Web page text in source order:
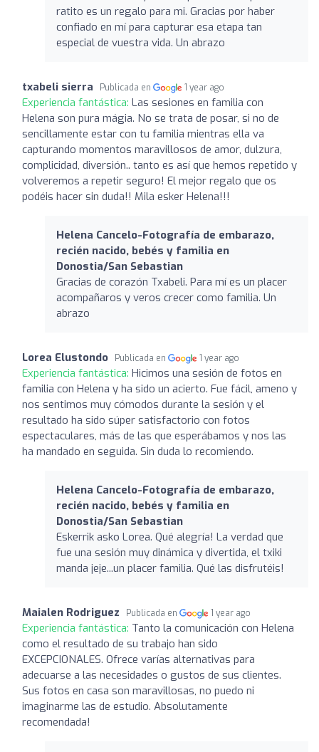
ratito es un regalo para mi. Gracias por haber
confiado en mí para capturar esa etapa tan
especial de vuestra vida. Un abrazo
txabeli sierra Publicada en 1 year ago
Experiencia fantástica: Las sesiones en familia con
Helena son pura mágia. No se trata de posar, si no de
sencillamente estar con tu familia mientras ella va
capturando momentos maravillosos de amor, dulzura,
complicidad, diversión.. tanto es así que hemos repetido y
volveremos a repetir seguro! El mejor regalo que os
podéis hacer sin duda!! Mila esker Helena!!!
Helena Cancelo-Fotografía de embarazo,
recién nacido, bebés y familia en
Donostia/San Sebastian
Gracias de corazón Txabeli. Para mí es un placer
acompañaros y veros crecer como familia. Un
abrazo
Lorea Elustondo Publicada en 1 year ago
Experiencia fantástica: Hicimos una sesión de fotos en
familia con Helena y ha sido un acierto. Fue fácil, ameno y
nos sentimos muy cómodos durante la sesión y el
resultado ha sido súper satisfactorio con fotos
espectaculares, más de las que esperábamos y nos las
ha mandado en seguida. Sin duda lo recomiendo.
Helena Cancelo-Fotografía de embarazo,
recién nacido, bebés y familia en
Donostia/San Sebastian
Eskerrik asko Lorea. Qué alegría! La verdad que
fue una sesión muy dinámica y divertida, el txiki
manda jeje...un placer familia. Qué las disfrutéis!
Maialen Rodriguez Publicada en 1 year ago
Experiencia fantástica: Tanto la comunicación con Helena
como el resultado de su trabajo han sido
EXCEPCIONALES. Ofrece varías alternativas para
adecuarse a las necesidades o gustos de sus clientes.
Sus fotos en casa son maravillosas, no puedo ni
imaginarme las de estudio. Absolutamente
recomendada!